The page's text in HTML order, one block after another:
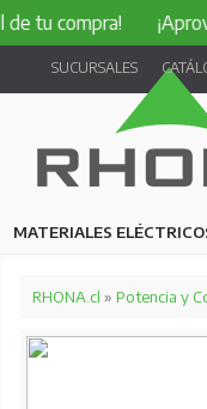
¡Aprovecha un
SUCURSALES
MATERIALES
RHONA.cl » Potencia y